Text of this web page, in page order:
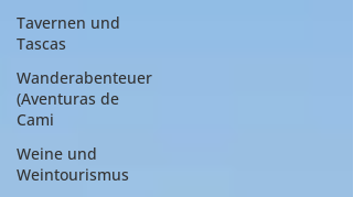
Tavernen und
Tascas
Wanderabenteuer
(Aventuras de
Cami
Weine und
Weintourismus